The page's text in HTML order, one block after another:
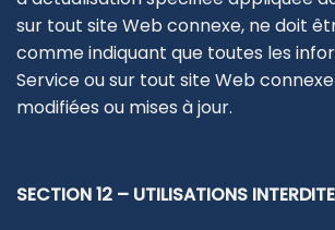
sur tout site Web connexe, ne doit
comme indiquant que toutes les
Service ou sur tout site Web
modifiées ou mises à jour.
SECTION 12 – UTILISATIONS